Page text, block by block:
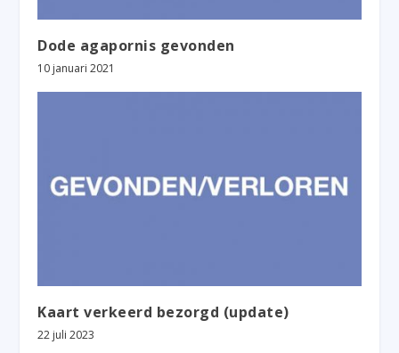
Dode agapornis gevonden
10 januari 2021
Kaart verkeerd bezorgd (update)
22 juli 2023